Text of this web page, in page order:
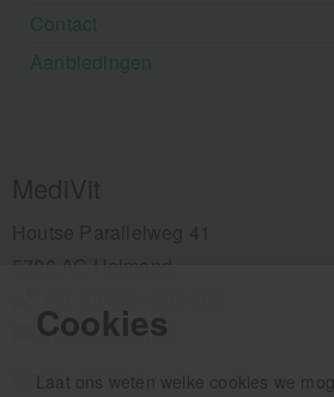
Cookies
Laat ons weten welke cookies we
Contact
Aanbiedingen
5706 AC Helmond
info@medivit.nl
Openingstijden: